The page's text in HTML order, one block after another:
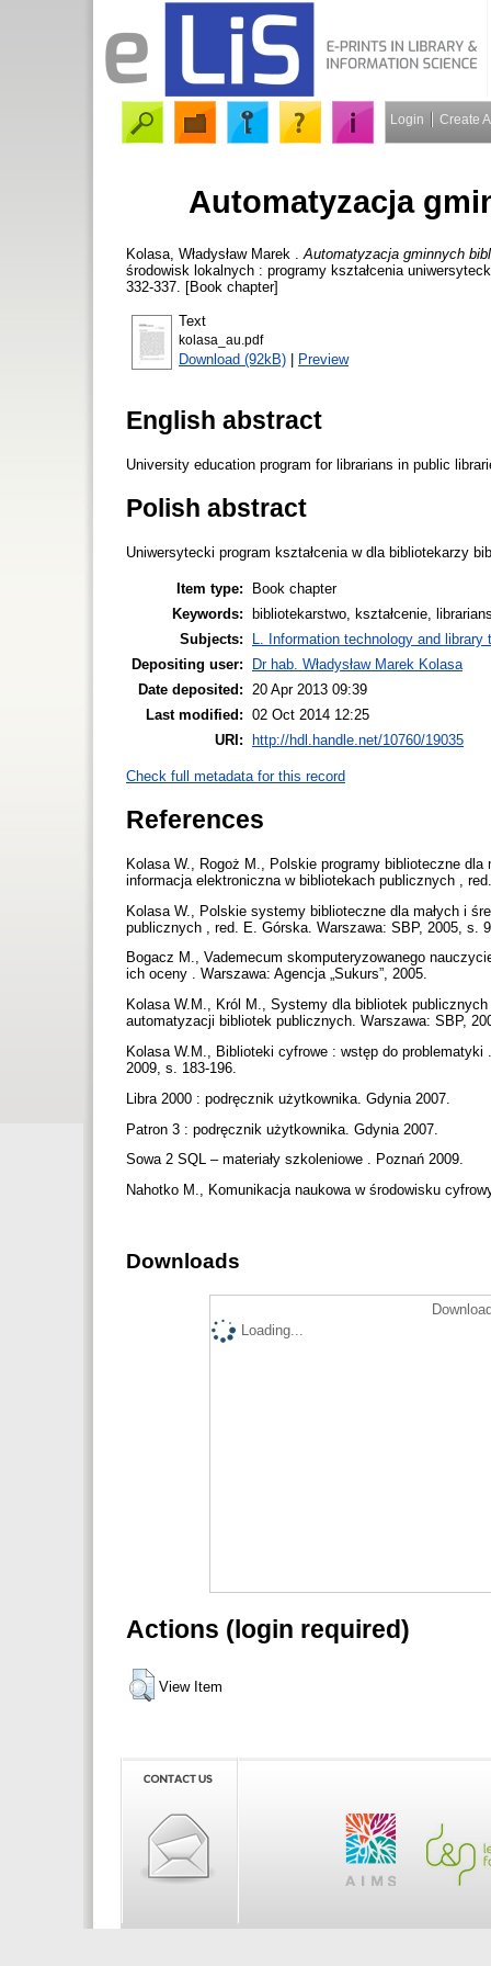
Login Create
Automatyzacja
Kolasa, Władysław Marek
Automatyzacja gminnych
środowisk lokalnych : programy kształcenia
332-337. [Book chapter]
Text
kolasa_au.pdf
Download (92kB) | Preview
English abstract
University education program for librarians in public
Polish abstract
Uniwersytecki program kształcenia w dla bibliotekarzy
Item type:
Book chapter
Keywords:
bibliotekarstwo, kształcenie,
Subjects:
L. Information technology and library
Depositing user:
Dr hab. Władysław Marek Kolasa
Date deposited:
20 Apr 2013 09:39
Last modified: 02 Oct 2014 12:25
URI:
http://hdl.handle.net/10760/19035
Check full metadata for this record
References
Kolasa W., Rogoż M., Polskie programy biblioteczne
informacja elektroniczna w bibliotekach publicznych ,
Kolasa W., Polskie systemy biblioteczne dla małych i
publicznych , red. E. Górska. Warszawa: SBP, 2005, s.
Bogacz M., Vademecum skomputeryzowanego
ich oceny . Warszawa: Agencja „Sukurs”, 2005.
Kolasa W.M., Król M., Systemy dla bibliotek
automatyzacji bibliotek publicznych. Warszawa: SBP,
Kolasa W.M., Biblioteki cyfrowe : wstęp do
2009, s. 183-196.
Libra 2000 : podręcznik użytkownika. Gdynia 2007.
Patron 3 : podręcznik użytkownika. Gdynia 2007.
Sowa 2 SQL – materiały szkoleniowe . Poznań 2009.
Nahotko M., Komunikacja naukowa w środowisku
Downloads
Loading...
Actions (login required)
View Item